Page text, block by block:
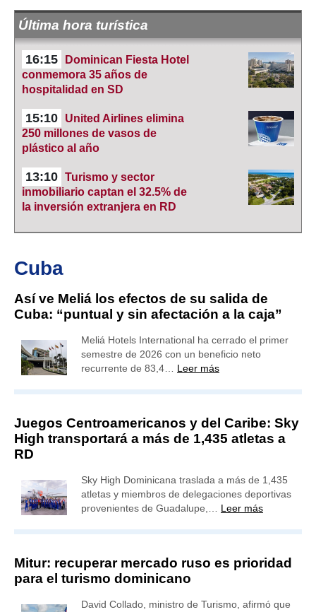
Última hora turística
16:15
Dominican Fiesta Hotel
conmemora 35 años de
hospitalidad en SD
15:10
United Airlines elimina
250 millones de vasos de
plástico al año
13:10 Turismo y sector
inmobiliario captan el 32.5% de
la inversión extranjera en RD
Cuba
Así ve Meliá los efectos de su salida de
Cuba: “puntual y sin afectación a la caja”
Meliá Hotels International ha cerrado el primer
semestre de 2026 con un beneficio neto
recurrente de 83,4… Leer más
Juegos Centroamericanos y del Caribe: Sky
High transportará a más de 1,435 atletas a
RD
Sky High Dominicana traslada a más de 1,435
atletas y miembros de delegaciones deportivas
provenientes de Guadalupe,… Leer más
Mitur: recuperar mercado ruso es prioridad
para el turismo dominicano
David Collado, ministro de Turismo, afirmó que